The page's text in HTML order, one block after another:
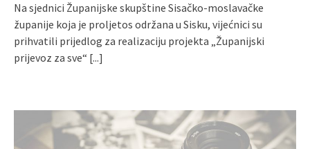
Na sjednici Županijske skupštine Sisačko-moslavačke
županije koja je proljetos održana u Sisku, vijećnici su
prihvatili prijedlog za realizaciju projekta „Županijski
prijevoz za sve“ [...]